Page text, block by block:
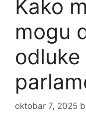
Kako
mogu
odluke
oktobar 7, 2025